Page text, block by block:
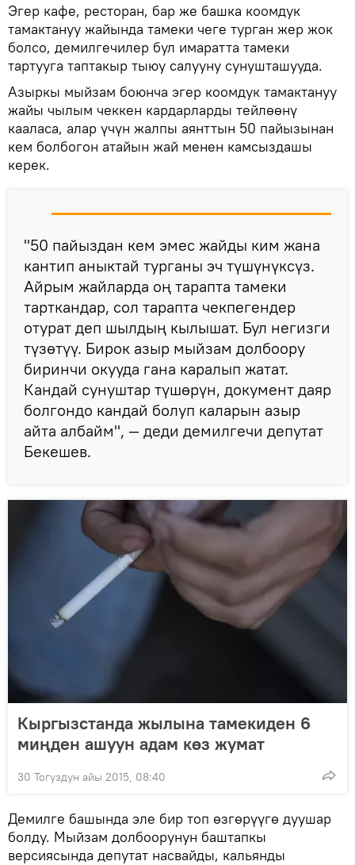
Эгер кафе, ресторан, бар же башка коомдук
тамактануу жайында тамеки чеге турган жер жок
болсо, демилгечилер бул имаратта тамеки
тартууга таптакыр тыюу салууну сунушташууда.
Азыркы мыйзам боюнча эгер коомдук тамактануу
жайы чылым чеккен кардарларды тейлөөнү
кааласа, алар үчүн жалпы аянттын 50 пайызынан
кем болбогон атайын жай менен камсыздашы
керек.
"50 пайыздан кем эмес жайды ким жана
кантип аныктай турганы эч түшүнүксүз.
Айрым жайларда оң тарапта тамеки
тарткандар, сол тарапта чекпегендер
отурат деп шылдың кылышат. Бул негизги
түзөтүү. Бирок азыр мыйзам долбоору
биринчи окууда гана каралып жатат.
Кандай сунуштар түшөрүн, документ даяр
болгондо кандай болуп каларын азыр
айта албайм", — деди демилгечи депутат
Бекешев.
Кыргызстанда жылына тамекиден 6
миңден ашуун адам көз жумат
30 Тогуздун айы 2015, 08:40
Демилге башында эле бир топ өзгөрүүгө дуушар
болду. Мыйзам долбоорунун баштапкы
версиясында депутат насвайды, кальянды